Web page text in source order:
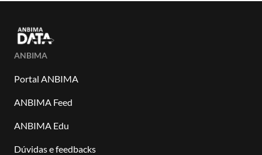
ANBIMA
Portal ANBIMA
ANBIMA Feed
ANBIMA Edu
Dúvidas e feedbacks